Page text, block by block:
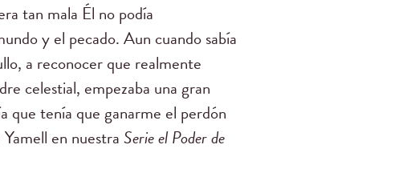
tan mala Él no podía
y el pecado. Aun cuando sabía
a reconocer que realmente
celestial, empezaba una gran
que tenía que ganarme el perdón
en nuestraSerie el Poder de